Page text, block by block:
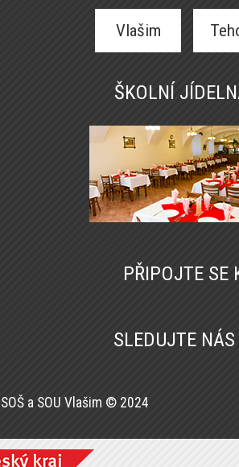
Vlašim
ŠKOLNÍ
PŘIPOJTE SE
SLEDUJTE
SOŠ a SOU Vlašim © 2024